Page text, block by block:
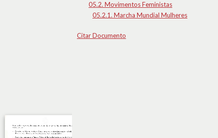
05.2. Movimentos Feministas
05.2.1. Marcha Mundial Mulheres
Citar Documento